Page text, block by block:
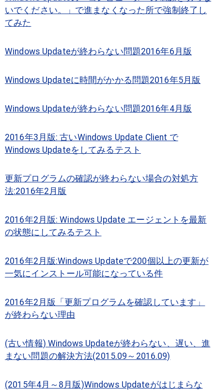
いでください。」で進まなくなった所で強制終了し
てみた
Windows Updateが終わらない問題2016年6月版
Windows Updateに時間がかかる問題2016年5月版
Windows Updateが終わらない問題2016年4月版
2016年3月版: 古いWindows Update Client で
Windows Updateをしてみるテスト
更新プログラムの確認が終わらない場合の対処方
法:2016年2月版
2016年2月版: Windows Update エージェントを最新
の状態にしてみるテスト
2016年2月版:Windows Updateで200個以上の更新が
一気にインストール可能になっている件
2016年2月版「更新プログラムを確認しています」
が終わらない理由
(古い情報) Windows Updateが終わらない、遅い、進
まない問題の解決方法(2015.09～2016.09)
(2015年4月～8月版)Windows Updateがはじまらな